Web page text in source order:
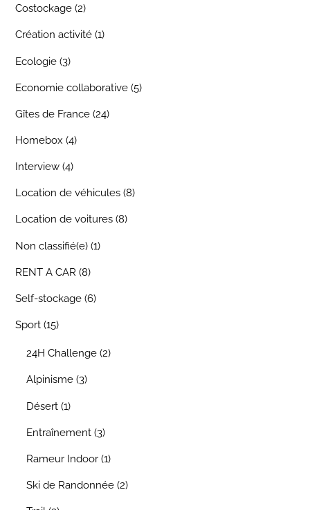
Costockage (2)
Création activité (1)
Ecologie (3)
Economie collaborative (5)
Gîtes de France (24)
Homebox (4)
Interview (4)
Location de véhicules (8)
Location de voitures (8)
Non classifié(e) (1)
RENT A CAR (8)
Self-stockage (6)
Sport (15)
24H Challenge(2)
Alpinisme(3)
Désert(1)
Entraînement(3)
Rameur Indoor(1)
Ski de Randonnée(2)